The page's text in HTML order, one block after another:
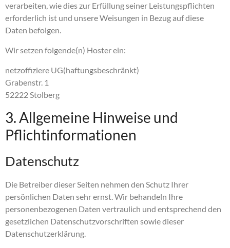
verarbeiten, wie dies zur Erfüllung seiner Leistungspflichten
erforderlich ist und unsere Weisungen in Bezug auf diese
Daten befolgen.
Wir setzen folgende(n) Hoster ein:
netzoffiziere UG(haftungsbeschränkt)
Grabenstr. 1
52222 Stolberg
3. Allgemeine Hinweise und
Pflicht­informationen
Datenschutz
Die Betreiber dieser Seiten nehmen den Schutz Ihrer
persönlichen Daten sehr ernst. Wir behandeln Ihre
personenbezogenen Daten vertraulich und entsprechend den
gesetzlichen Datenschutzvorschriften sowie dieser
Datenschutzerklärung.